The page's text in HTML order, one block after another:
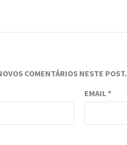
COMENTÁRIOS NESTE POST.
EMAIL*